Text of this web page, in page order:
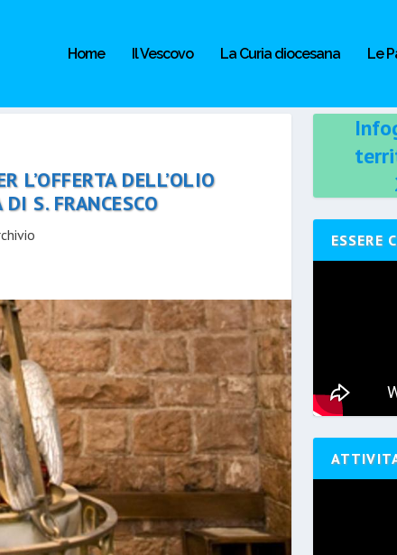
Home Il Vescovo La Curia diocesana Le
L’OFFERTA DELL’OLIO
S. FRANCESCO
ESSERE